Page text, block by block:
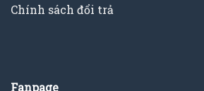
Chính sách đổi trả
Fanpage